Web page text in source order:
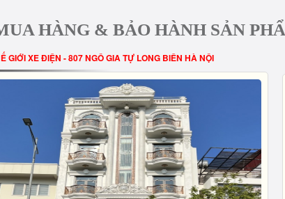
HÀNG & BẢO HÀNH SẢN
GIỚI XE ĐIỆN - 807 NGÔ GIA TỰ LONG BIÊN HÀ NỘI